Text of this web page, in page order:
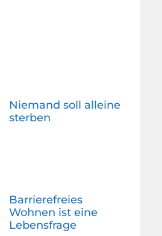
Niemand soll alleine
sterben
Barrierefreies
Wohnen ist eine
Lebensfrage